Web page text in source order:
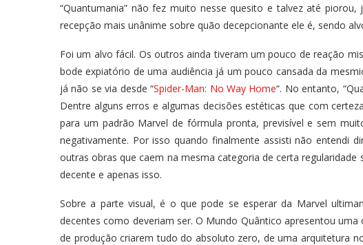
“Quantumania” não fez muito nesse quesito e talvez até
recepção mais unânime sobre quão decepcionante ele é, sendo
Foi um alvo fácil. Os outros ainda tiveram um pouco de reação
bode expiatório de uma audiência já um pouco cansada da
já não se via desde “Spider-Man: No Way Home“. No entanto,
Dentre alguns erros e algumas decisões estéticas que com
para um padrão Marvel de fórmula pronta, previsível e sem
negativamente. Por isso quando finalmente assisti não entendi
outras obras que caem na mesma categoria de certa
decente e apenas isso.
Sobre a parte visual, é o que pode se esperar da Marvel
decentes como deveriam ser. O Mundo Quântico apresentou
de produção criarem tudo do absoluto zero, de uma arquitetura